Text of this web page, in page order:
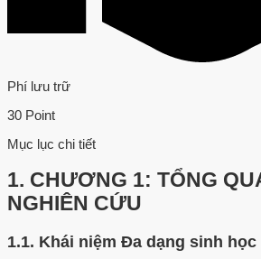
Phí lưu trữ
30 Point
Mục lục chi tiết
1. CHƯƠNG 1: TỔNG
NGHIÊN CỨU
1.1. Khái niệm Đa dạng sinh học